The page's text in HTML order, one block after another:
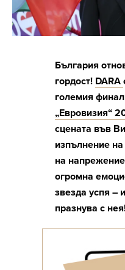
България
гордост! DARA
големия
„Евровизия“
сцената във
изпълнение на
на
огромна
звезда успя –
празнува с